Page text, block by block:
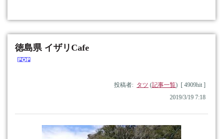
徳島県 イザリCafe
投稿者: タツ (記事一覧) [ 4909hit ]
2019/3/19 7:18